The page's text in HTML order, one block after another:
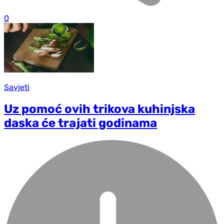
0
Savjeti
Uz pomoć ovih trikova kuhinjska
daska će trajati godinama